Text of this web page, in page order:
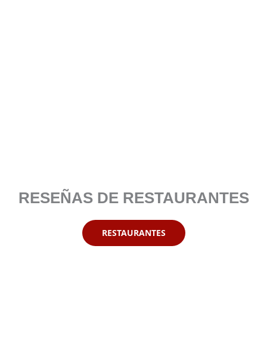
RESEÑAS DE RESTAURANTES
RESTAURANTES